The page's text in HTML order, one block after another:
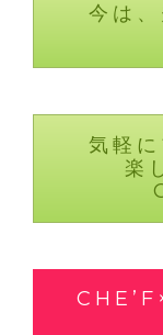
今は
気軽
楽